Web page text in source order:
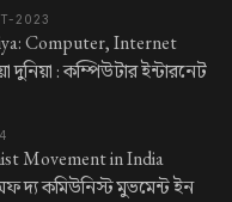
2023
Computer, Internet
দুনিয়া : কম্পিউটার ইন্টারনেট
Movement in India
দ্য কমিউনিস্ট মুভমেন্ট ইন